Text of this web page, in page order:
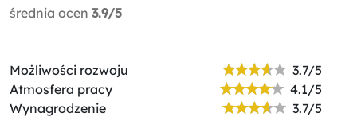
średnia ocen 3.9/5
Możliwości rozwoju
3.7/5
Atmosfera pracy
4.1/5
Wynagrodzenie
3.7/5